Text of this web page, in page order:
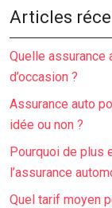
Articles
Quelle assurance
d’occasion ?
Assurance auto
idée ou non ?
Pourquoi de plus
l’assurance
Quel tarif moyen